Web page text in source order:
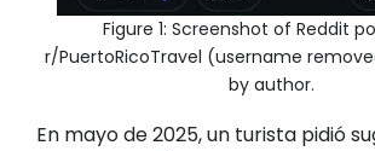
Figure 1: Screenshot of Reddit
r/PuertoRicoTravel (username
by author.
En mayo de 2025, un turista pidió